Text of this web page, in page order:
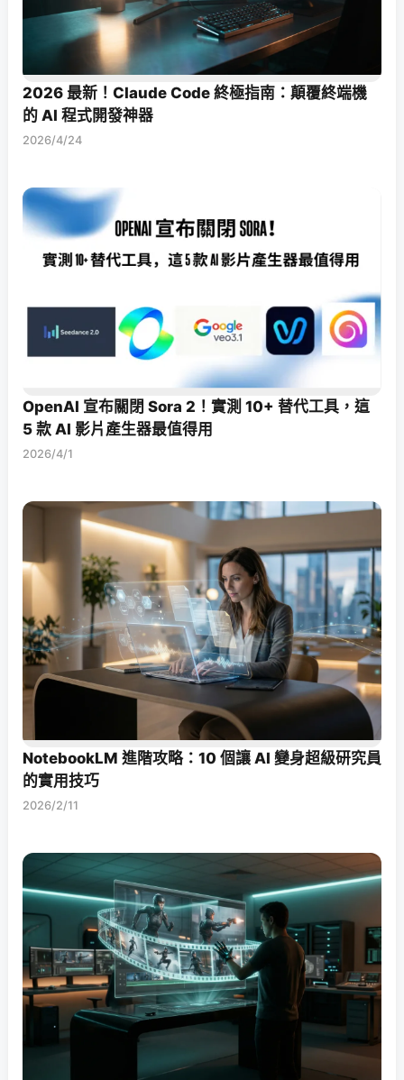
2026 最新！Claude Code 終極指南：顛覆終端機
的 AI 程式開發神器
2026/4/24
OpenAI 宣布關閉 Sora 2！實測 10+ 替代工具，這
5 款 AI 影片產生器最值得用
2026/4/1
NotebookLM 進階攻略：10 個讓 AI 變身超級研究員
的實用技巧
2026/2/11